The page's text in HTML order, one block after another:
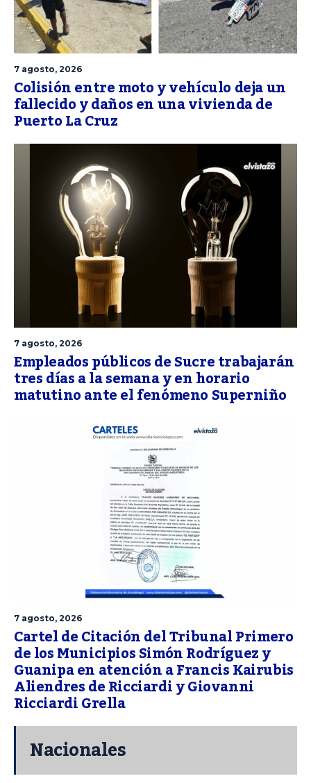
7 agosto, 2026
Colisión entre moto y vehículo deja un
fallecido y daños en una vivienda de
Puerto La Cruz
7 agosto, 2026
Empleados públicos de Sucre trabajarán
tres días a la semana y en horario
matutino ante el fenómeno Superniño
7 agosto, 2026
Cartel de Citación del Tribunal Primero
de los Municipios Simón Rodríguez y
Guanipa en atención a Francis Kairubis
Aliendres de Ricciardi y Giovanni
Ricciardi Grella
Nacionales